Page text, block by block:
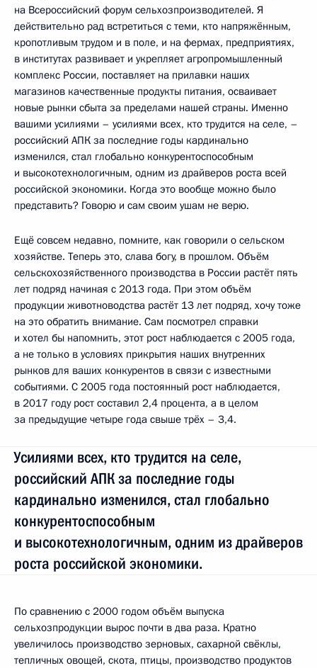
на Всероссийский форум сельхозпроизводителей. Я
действительно рад встретиться с теми, кто напряжённым,
кропотливым трудом и в поле, и на фермах, предприятиях,
в институтах развивает и укрепляет агропромышленный
комплекс России, поставляет на прилавки наших
магазинов качественные продукты питания, осваивает
новые рынки сбыта за пределами нашей страны. Именно
вашими усилиями – усилиями всех, кто трудится на селе, –
российский АПК за последние годы кардинально
изменился, стал глобально конкурентоспособным
и высокотехнологичным, одним из драйверов роста всей
российской экономики. Когда это вообще можно было
представить? Говорю и сам своим ушам не верю.
Ещё совсем недавно, помните, как говорили о сельском
хозяйстве. Теперь это, слава богу, в прошлом. Объём
сельскохозяйственного производства в России растёт пять
лет подряд начиная с 2013 года. При этом объём
продукции животноводства растёт 13 лет подряд, хочу тоже
на это обратить внимание. Сам посмотрел справки
и хотел бы напомнить, этот рост наблюдается с 2005 года,
а не только в условиях прикрытия наших внутренних
рынков для ваших конкурентов в связи с известными
событиями. С 2005 года постоянный рост наблюдается,
в 2017 году рост составил 2,4 процента, а в целом
за предыдущие четыре года свыше трёх – 3,4.
Усилиями всех, кто трудится на селе,
российский АПК за последние годы
кардинально изменился, стал глобально
конкурентоспособным
и высокотехнологичным, одним из драйверов
роста российской экономики.
По сравнению с 2000 годом объём выпуска
сельхозпродукции вырос почти в два раза. Кратно
увеличилось производство зерновых, сахарной свёклы,
тепличных овощей, скота, птицы, производство продуктов